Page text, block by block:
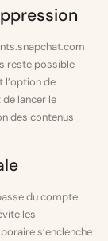
reste possible
l’option de
lancer le
des contenus
du compte
les
s’enclenche